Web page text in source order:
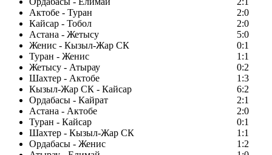
Актобе - Туран
2:0
Кайсар - Тобол
2:0
Астана - Жетысу
5:0
Женис - Кызыл-Жар СК
0:1
Туран - Женис
1:1
Жетысу - Атырау
0:2
Шахтер - Актобе
1:3
Кызыл-Жар СК - Кайсар
6:2
Ордабасы - Кайрат
2:1
Астана - Актобе
2:0
Туран - Кайсар
0:1
Шахтер - Кызыл-Жар СК
1:1
Ордабасы - Женис
1:2